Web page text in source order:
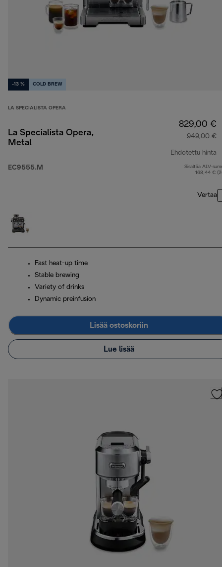
-13 % COLD BREW
LA SPECIALISTA OPERA
La Specialista Opera,
Metal
EC9555.M
829,00 €
949,00 €
Ehdotettu hinta
Sisältää ALV-
168,44 €
Vertaa
Fast heat-up time
Stable brewing
Variety of drinks
Dynamic preinfusion
Lisää ostoskoriin
Lue lisää